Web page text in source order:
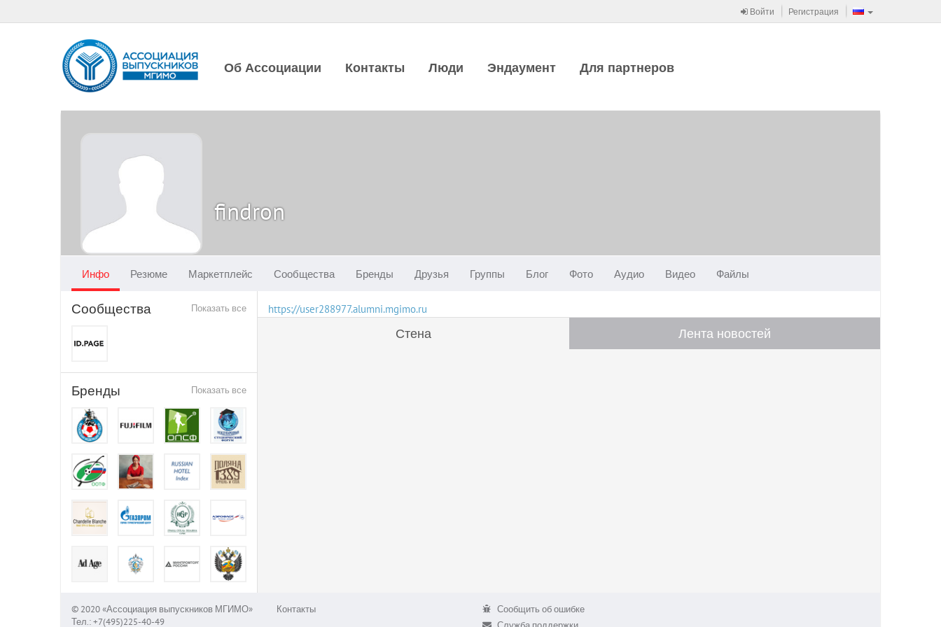
Войти Регистрация
Об Ассоциации Контакты Люди Эндаумент Для партнеров
findron
Инфо Резюме Маркетплейс Сообщества Бренды Друзья Группы Блог Фото Аудио Видео Файлы
Показать все
Сообщества
Показать все
Бренды
https://user288977.alumni.mgimo.ru
Стена Лента новостей
© 2020 «Ассоциация выпускников МГИМО»
Тел.: +7(495)225-40-49
Контакты
Сообщить об ошибке